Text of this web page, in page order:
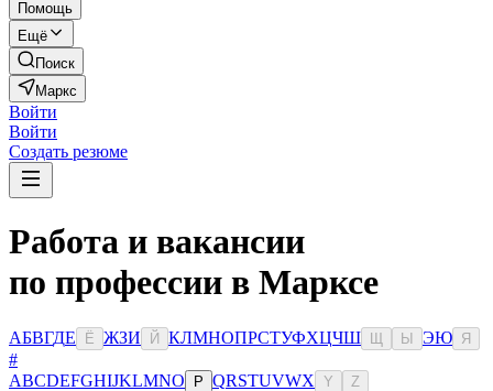
Помощь
Ещё
Поиск
Маркс
Войти
Войти
Создать резюме
Работа и вакансии
по профессии в Марксе
АБВГДЕ Ё ЖЗИ Й КЛМНОПРСТУФХЦЧШ Ы ЭЮ Я
#
ABCDEFGHIJKLMNO P QRSTUVWX Y Z